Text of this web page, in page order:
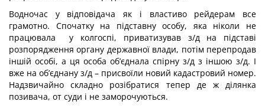
Водночас у відповідача як і властиво рейдерам все
грамотно. Спочатку на підставну особу, яка ніколи не
працювала у колгоспі, приватизував з/д на підставі
розпорядження органу державної влади, потім перепродав
іншій особі, а ця особа об’єднала спірну з/д з іншою з/д. І
вже на об’єднану з/д – присвоїли новий кадастровий номер.
Надзвичайно складно розібратися тепер де ж ділянка
позивача, от суди і не заморочуються.